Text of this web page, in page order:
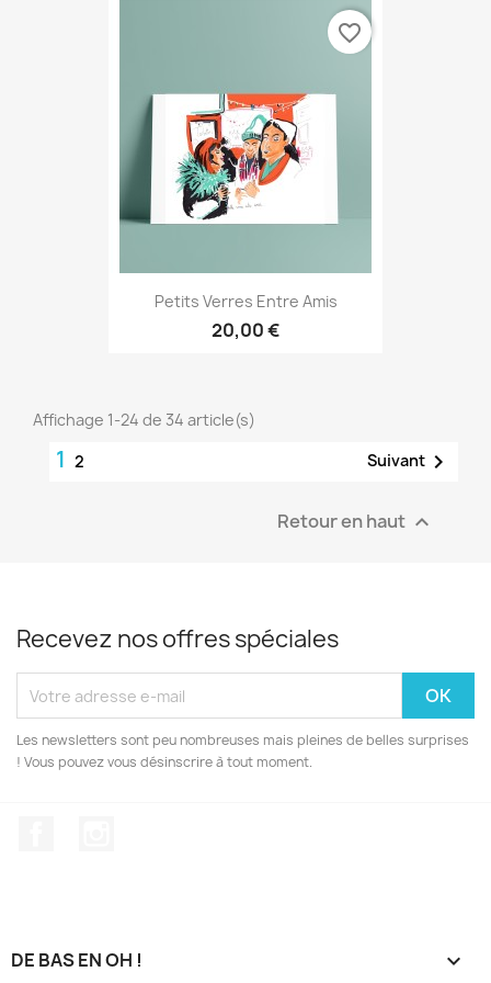
Petits Verres Entre Amis
20,00 €
favorite_border
Affichage 1-24 de 34 article(s)
1 2 Suivant 
Retour en haut 
Recevez nos offres spéciales
Les newsletters sont peu nombreuses mais pleines de belles surprises
! Vous pouvez vous désinscrire à tout moment.
DE BAS EN OH ! 